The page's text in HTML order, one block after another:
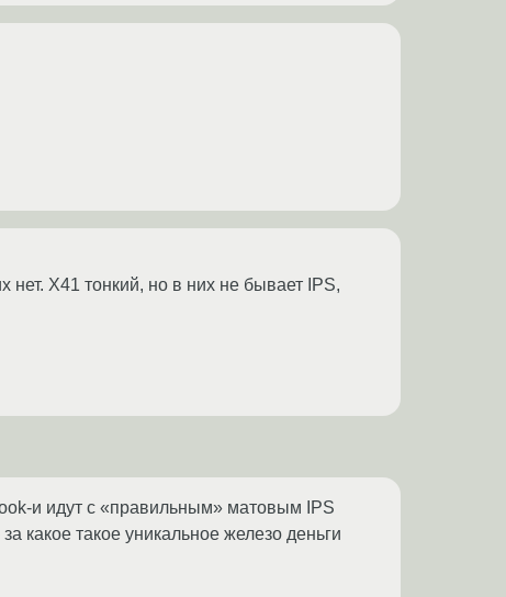
нет. X41 тонкий, но в них не бывает IPS,
и идут с «правильным» матовым IPS
какое такое уникальное железо деньги